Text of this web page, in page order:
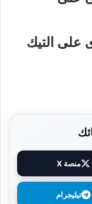
على التيك
منصة X
تيليجرام